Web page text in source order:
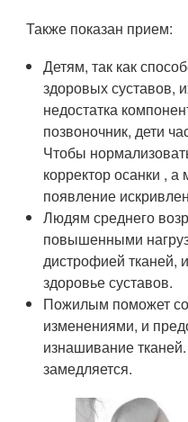
Также показан прием:
Детям, так как
здоровых суставов,
недостатка
позвоночник, дети
Чтобы
корректор осанки ,
появление
Людям среднего
повышенными
дистрофией тканей,
здоровье суставов.
Пожилым поможет
изменениями, и
изнашивание
замедляется.